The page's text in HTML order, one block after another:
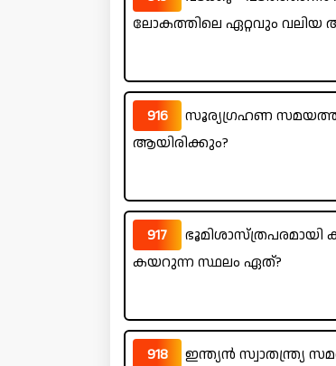
ലോകത്തിലെ ഏറ്റവും വലിയ
916
സൂര്യഗ്രഹണ സമയത്ത്
ആയിരിക്കും?
917
ഭൂമിശാസ്‌ത്രപരമായി
കയറുന്ന സ്ഥലം ഏത്?
918
ഇന്ത്യൻ സ്വാതന്ത്ര്യ